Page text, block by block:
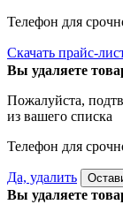
Телефон для
Скачать прайс-
Вы удаляете
Пожалуйста,
из вашего списка
Телефон для
Да, удалить
Вы удаляете